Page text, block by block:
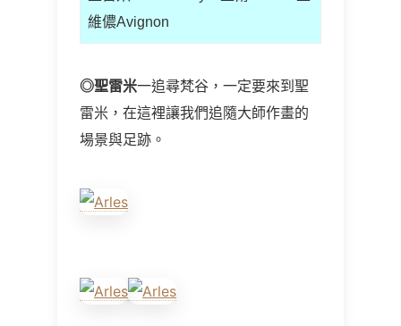
維儂Avignon
◎聖雷米一追尋梵谷，一定要來到聖
雷米，在這裡讓我們追隨大師作畫的
場景與足跡。